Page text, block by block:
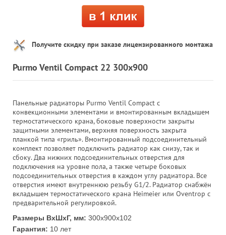
Получите скидку при заказе лицензированного монтажа
Purmo Ventil Compact 22 300x900
Панельные радиаторы Purmo Ventil Compact с
конвекционными элементами и вмонтированным вкладышем
термостатического крана, боковые поверхности закрыты
защитными элементами, верхняя поверхность закрыта
планкой типа «гриль». Вмонтированный подсоединительный
комплект позволяет подключить радиатор как снизу, так и
сбоку. Два нижних подсоединительных отверстия для
подключения на уровне пола, а также четыре боковых
подсоединительных отверстия в каждом углу радиатора. Все
отверстия имеют внутреннюю резьбу G1/2. Радиатор снабжён
вкладышем термостатического крана Heimeier или Oventrop с
предварительной регулировкой.
Размеры ВхШхГ, мм: 300x900x102
Гарантия: 10 лет